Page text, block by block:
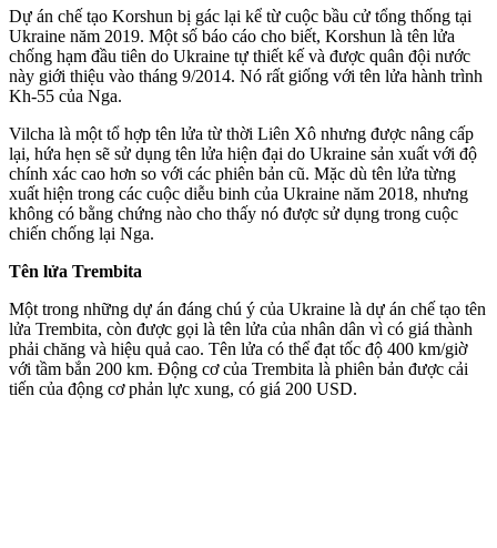
Dự án chế tạo Korshun bị gác lại kể từ cuộc bầu cử tổng thống tại
Ukraine năm 2019. Một số báo cáo cho biết, Korshun là tên lửa
chống hạm đầu tiên do Ukraine tự thiết kế và được quân đội nước
này giới thiệu vào tháng 9/2014. Nó rất giống với tên lửa hành trình
Kh-55 của Nga.
Vilcha là một tổ hợp tên lửa từ thời Liên Xô nhưng được nâng cấp
lại, hứa hẹn sẽ sử dụng tên lửa hiện đại do Ukraine sản xuất với độ
chính xác cao hơn so với các phiên bản cũ. Mặc dù tên lửa từng
xuất hiện trong các cuộc diễu binh của Ukraine năm 2018, nhưng
không có bằng chứng nào cho thấy nó được sử dụng trong cuộc
chiến chống lại Nga.
Tên lửa Trembita
Một trong những dự án đáng chú ý của Ukraine là dự án chế tạo tên
lửa Trembita, còn được gọi là tên lửa của nhân dân vì có giá thành
phải chăng và hiệu quả cao. Tên lửa có thể đạt tốc độ 400 km/giờ
với tầm bắn 200 km. Động cơ của Trembita là phiên bản được cải
tiến của động cơ phản lực xung, có giá 200 USD.